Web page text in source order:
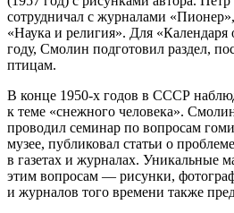
сотрудничал с журналами
«Наука и религия». Для «Календаря
году, Смолин подготовил раздел,
птицам.
В конце 1950-х годов в СССР
к теме «снежного человека».
проводил семинар по вопросам
музее, публиковал статьи о
в газетах и журналах. Уникальные
этим вопросам — рисунки,
и журналов того времени также